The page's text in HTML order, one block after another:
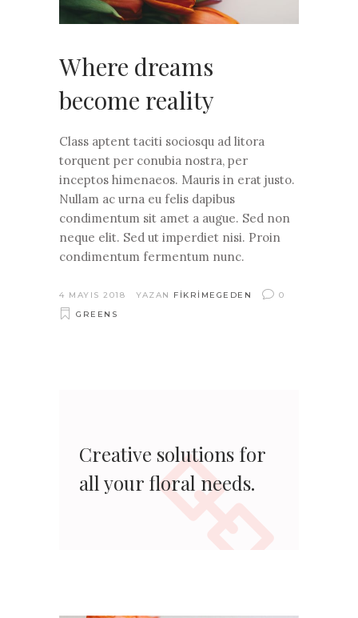
Where dreams
become reality
Class aptent taciti sociosqu ad litora
torquent per conubia nostra, per
inceptos himenaeos. Mauris in erat justo.
Nullam ac urna eu felis dapibus
condimentum sit amet a augue. Sed non
neque elit. Sed ut imperdiet nisi. Proin
condimentum fermentum nunc.
4 MAYIS 2018 YAZAN FIKRIMEGEDEN
0
GREENS
Creative solutions for
all your floral needs.